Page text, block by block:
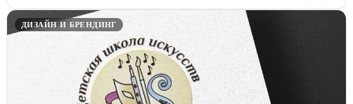
ДИЗАЙН И БРЕНДИНГ